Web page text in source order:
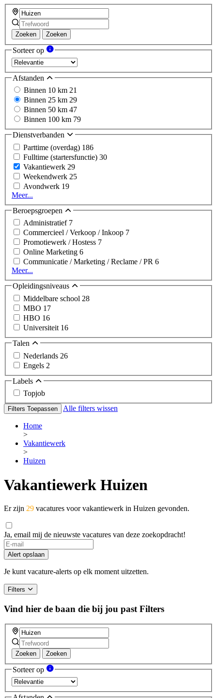
Zoeken Zoeken
Sorteer op
Afstanden
Binnen 10 km 21
Binnen 25 km 29
Binnen 50 km 47
Binnen 100 km 79
Dienstverbanden
Parttime (overdag) 186
Fulltime (startersfunctie) 30
Vakantiewerk 29
Weekendwerk 25
Avondwerk 19
Meer...
Beroepsgroepen
Administratief 7
Commercieel / Verkoop / Inkoop 7
Promotiewerk / Hostess 7
Online Marketing 6
Communicatie / Marketing / Reclame / PR 6
Meer...
Opleidingsniveaus
Middelbare school 28
MBO 17
HBO 16
Universiteit 16
Talen
Nederlands 26
Engels 2
Labels
Topjob
Filters Toepassen Alle filters wissen
Home
>
Vakantiewerk
>
Huizen
Vakantiewerk Huizen
Er zijn 29 vacatures voor vakantiewerk in Huizen gevonden.
Ja, email mij de nieuwste vacatures van deze zoekopdracht!
Alert opslaan
Je kunt vacature-alerts op elk moment uitzetten.
Filters
Vind hier de baan die bij jou past Filters
Zoeken Zoeken
Sorteer op